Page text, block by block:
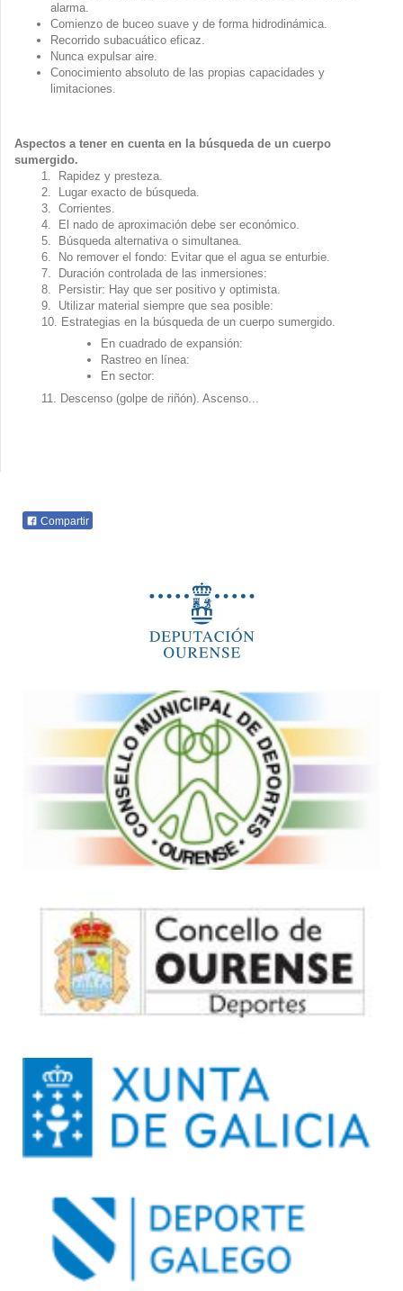
alarma.
Comienzo de buceo suave y de forma hidrodinámica.
Recorrido subacuático eficaz.
Nunca expulsar aire.
Conocimiento absoluto de las propias capacidades y
limitaciones.
Aspectos a tener en cuenta en la búsqueda de un cuerpo
sumergido.
1. Rapidez y presteza.
2. Lugar exacto de búsqueda.
3. Corrientes.
4. El nado de aproximación debe ser económico.
5. Búsqueda alternativa o simultanea.
6. No remover el fondo: Evitar que el agua se enturbie.
7. Duración controlada de las inmersiones:
8. Persistir: Hay que ser positivo y optimista.
9. Utilizar material siempre que sea posible:
10. Estrategias en la búsqueda de un cuerpo sumergido.
En cuadrado de expansión:
Rastreo en línea:
En sector:
11. Descenso (golpe de riñón). Ascenso...
Compartir